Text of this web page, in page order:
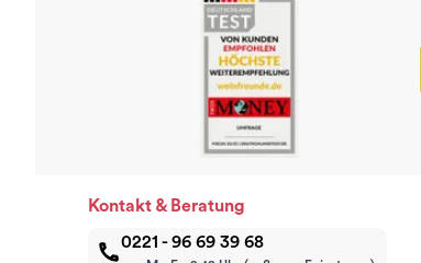
Kontakt & Beratung
0221 - 96 69 39 68